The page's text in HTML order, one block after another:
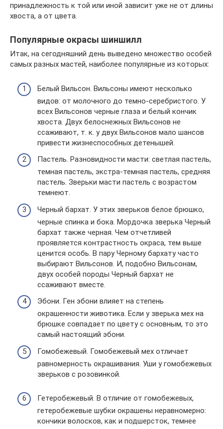
принадлежность к той или иной зависит уже не от длины
хвоста, а от цвета.
Популярные окрасы шиншилл
Итак, на сегодняшний день выведено множество особей
самых разных мастей, наиболее популярные из которых:
Белый Вильсон. Вильсоны имеют несколько
видов: от молочного до темно-серебристого. У
всех Вильсонов черные глаза и белый кончик
хвоста. Двух белоснежных Вильсонов не
ссаживают, т. к. у двух Вильсонов мало шансов
привести жизнеспособных детенышей.
Пастель. Разновидности масти: светлая пастель,
темная пастель, экстра-темная пастель, средняя
пастель. Зверьки масти пастель с возрастом
темнеют.
Черный бархат. У этих зверьков белое брюшко,
черные спинка и бока. Мордочка зверька Черный
бархат также черная. Чем отчетливей
проявляется контрастность окраса, тем выше
ценится особь. В пару Черному бархату часто
выбирают Вильсонов. И, подобно Вильсонам,
двух особей породы Черный бархат не
ссаживают вместе.
Эбони. Ген эбони влияет на степень
окрашенности животика. Если у зверька мех на
брюшке совпадает по цвету с основным, то это
самый настоящий эбони.
Гомобежевый. Гомобежевый мех отличает
равномерность окрашивания. Уши у гомобежевых
зверьков с розовинкой.
Гетеробежевый. В отличие от гомобежевых,
гетеробежевые шубки окрашены неравномерно:
кончики волосков, как и подшерсток, темнее